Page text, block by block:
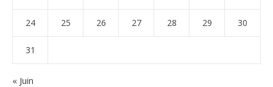
24 25 26 27 28 29 30
31
« Juin